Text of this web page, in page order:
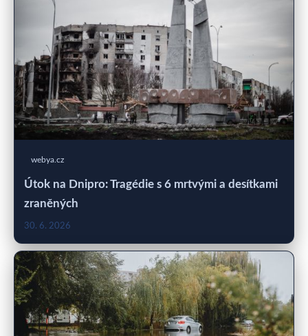
webya.cz
Útok na Dnipro: Tragédie s 6 mrtvými a desítkami
zraněných
30. 6. 2026